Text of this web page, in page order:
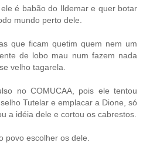
é babão do Ildemar e quer botar
mundo perto dele.
que ficam quetim quem nem um
de lobo mau num fazem nada
velho tagarela.
no COMUCAA, pois ele tentou
Tutelar e emplacar a Dione, só
a idéia dele e cortou os cabrestos.
povo escolher os dele.